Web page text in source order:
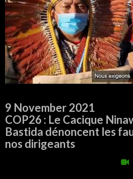
9 November 2021
COP26 : Le Cacique
Bastida dénoncent les
nos dirigeants